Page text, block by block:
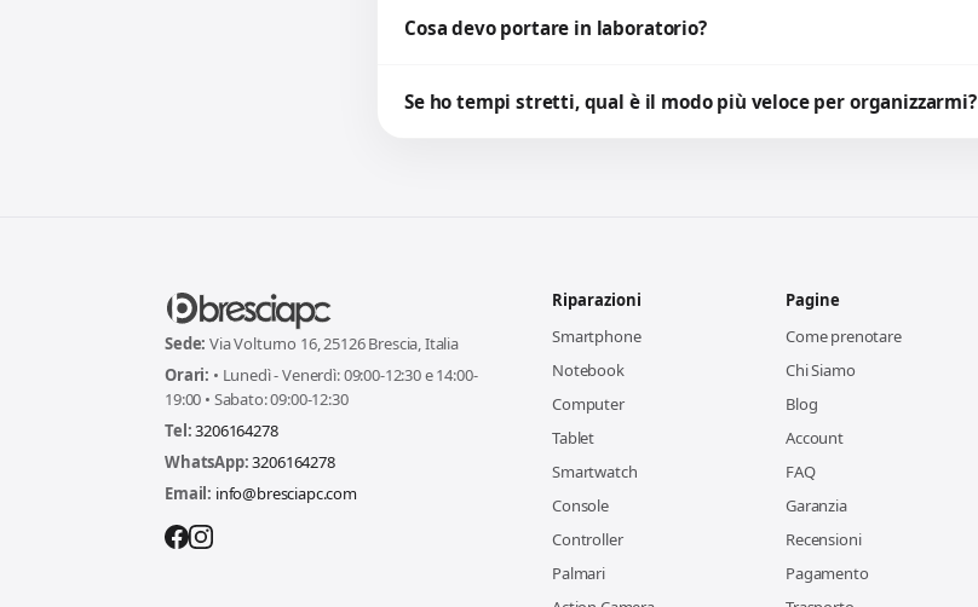
Cosa devo portare in laboratorio?
Se ho tempi stretti, qual è il modo più veloce per organizzarmi?
Sede: Via Volturno 16, 25126 Brescia, Italia
Orari: • Lunedì - Venerdì: 09:00-12:30 e 14:00-
19:00 • Sabato: 09:00-12:30
Tel:3206164278
WhatsApp:3206164278
Email: info@bresciapc.com
Riparazioni
Smartphone
Notebook
Computer
Tablet
Smartwatch
Console
Controller
Palmari
Pagine
Come prenotare
Chi Siamo
Blog
Account
FAQ
Garanzia
Recensioni
Pagamento